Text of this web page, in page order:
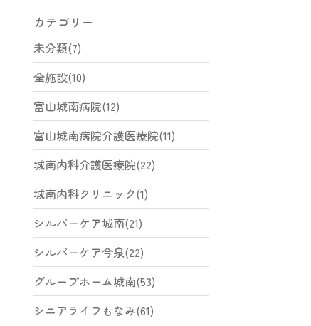
カテゴリー
未分類(7)
全施設(10)
富山城南病院(12)
富山城南病院介護医療院(11)
城南内科介護医療院(22)
城南内科クリニック(1)
シルバーケア城南(21)
シルバーケア今泉(22)
グループホーム城南(53)
シニアライフもなみ(61)